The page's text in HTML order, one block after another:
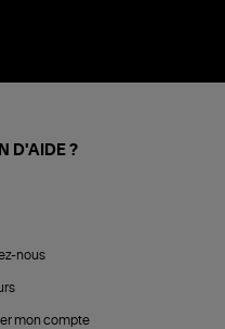
D'AIDE ?
nous
mon compte